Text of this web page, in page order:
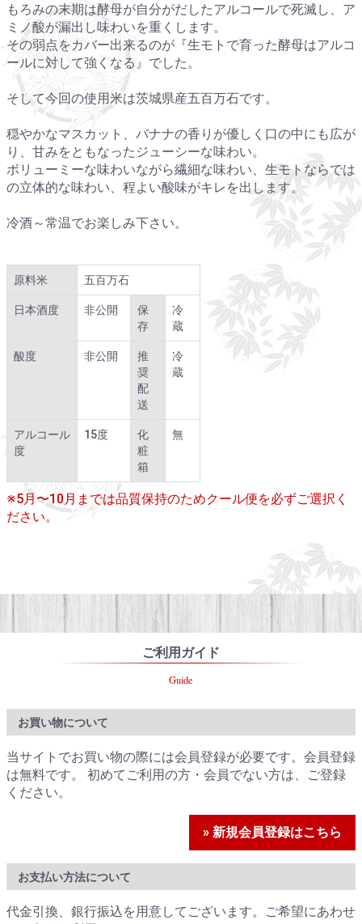
もろみの末期は酵母が自分がだしたアルコールで死滅し、ア
ミノ酸が漏出し味わいを重くします。
その弱点をカバー出来るのが『生モトで育った酵母はアルコ
ールに対して強くなる』でした。
そして今回の使用米は茨城県産五百万石です。
穏やかなマスカット、バナナの香りが優しく口の中にも広が
り、甘みをともなったジューシーな味わい。
ボリューミーな味わいながら繊細な味わい、生モトならでは
の立体的な味わい、程よい酸味がキレを出します。
冷酒～常温でお楽しみ下さい。
原料米 五百万石
日本酒度 非公開
保
存
冷
蔵
酸度 非公開
推
奨
配
送
冷
蔵
アルコール
度
15度
化
粧
箱
無
※5月〜10月までは品質保持のためクール便を必ずご選択く
ださい。
ご利用ガイド
Guide
お買い物について
当サイトでお買い物の際には会員登録が必要です。会員登録
は無料です。 初めてご利用の方・会員でない方は、ご登録
ください。
» 新規会員登録はこちら
お支払い方法について
代金引換、銀行振込を用意してございます。ご希望にあわせ